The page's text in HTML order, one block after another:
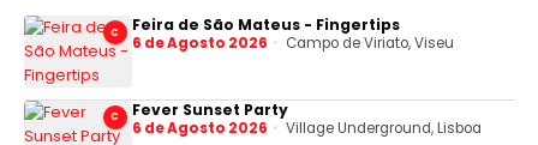
C Feira de São Mateus - Fingertips
6 de Agosto 2026 Campo de Viriato, Viseu
C Fever Sunset Party
6 de Agosto 2026 Village Underground, Lisboa